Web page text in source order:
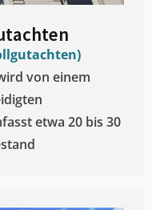
von einem
etwa 20 bis 30